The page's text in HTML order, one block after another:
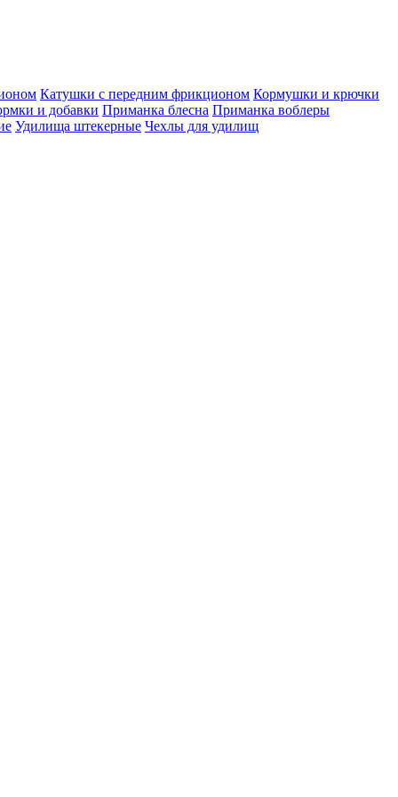
Катушки с передним фрикционом Кормушки и крючки
и добавки Приманка блесна Приманка воблеры
Удилища штекерные Чехлы для удилищ